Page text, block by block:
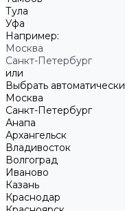
Тула
Уфа
Например:
Москва
Санкт-Петербург
или
Выбрать автоматически
Москва
Санкт-Петербург
Анапа
Архангельск
Владивосток
Волгоград
Иваново
Казань
Краснодар